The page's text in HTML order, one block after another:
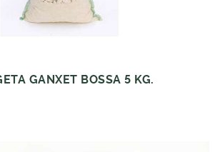
GANXET BOSSA 5 KG.